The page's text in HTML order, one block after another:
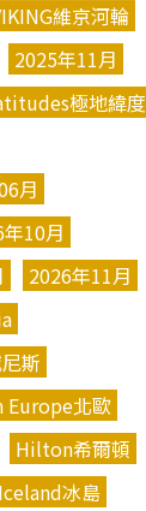
維京河輪
2025年11月
極地緯度
月
10月
2026年11月
斯
Europe北歐
Hilton希爾頓
Iceland冰島